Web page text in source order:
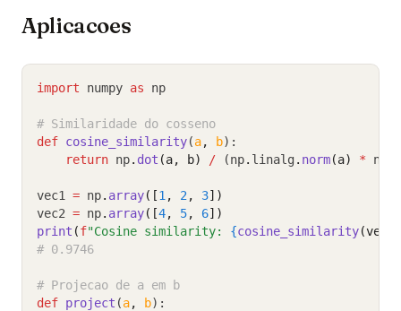
Aplicacoes
import numpy as np
# Similaridade do cosseno
def cosine_similarity(a, b):
return np. dot (a, b) / (np. linalg . norm(a) * np
vec1 = np. array([1 , 2 , 3])
vec2 = np. array([4, 5, 6])
print (f"Cosine similarity: {cosine_similarity
# 0.9746
# Projecao de a em b
def project (a, b):